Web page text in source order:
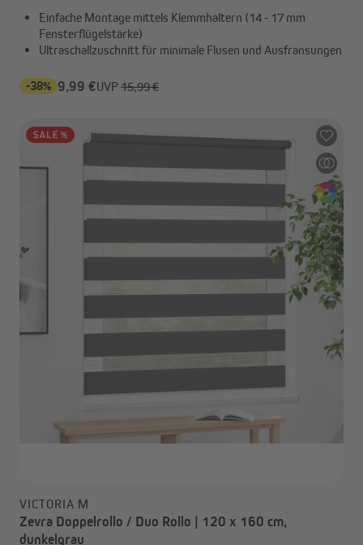
Einfache Montage mittels Klemmhaltern (14 - 17 mm
Fensterflügelstärke)
Ultraschallzuschnitt für minimale Flusen und Ausfransungen
-38% 9,99 €UVP 15,99 €
VICTORIA M
Zevra Doppelrollo / Duo Rollo | 120 x 160 cm,
dunkelgrau